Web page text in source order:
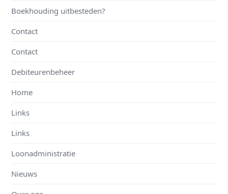
Boekhouding uitbesteden?
Contact
Contact
Debiteurenbeheer
Home
Links
Links
Loonadministratie
Nieuws